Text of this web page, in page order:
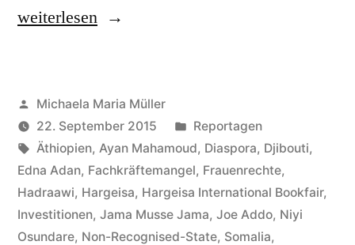
„Ein
Afrika?
Somalilands
stille
Erfolgsgeschichte“
weiterlesen
Veröffentlicht
von
Michaela Maria Müller
22. September 2015
Veröffentlicht
in
Reportagen
Schlagwörter:
Äthiopien, Ayan Mahamoud, Diaspora, Djibouti,
Edna Adan, Fachkräftemangel, Frauenrechte,
Hadraawi, Hargeisa, Hargeisa International Bookfair,
Investitionen, Jama Musse Jama, Joe Addo, Niyi
Osundare, Non-Recognised-State, Somalia,